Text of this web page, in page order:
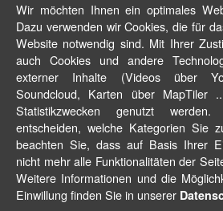
Wir möchten Ihnen ein optimales
Dazu verwenden wir Cookies, die für
Website notwendig sind. Mit Ihrer
auch Cookies und andere
externer Inhalte (Videos über
Soundcloud, Karten über MapTiler
Statistikzwecken genutzt
entscheiden, welche Kategorien Sie
beachten Sie, dass auf Basis Ihrer
nicht mehr alle Funktionalitäten der
Weitere Informationen und die
Einwillung finden Sie in unserer